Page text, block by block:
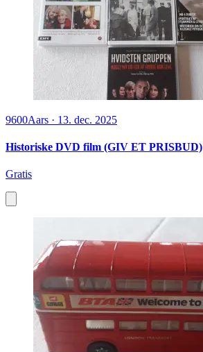
9600Aars · 13. dec. 2025
Historiske DVD film (GIV ET PRISBUD)
Gratis